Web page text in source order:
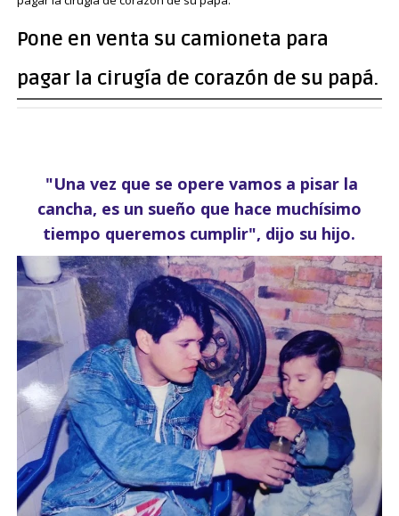
Pone en venta su camioneta para
pagar la cirugía de corazón de su papá.
"Una vez que se opere vamos a pisar la
cancha, es un sueño que hace muchísimo
tiempo queremos cumplir", dijo su hijo.